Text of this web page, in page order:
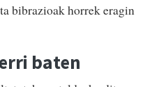
bibrazioak horrek eragin
baten